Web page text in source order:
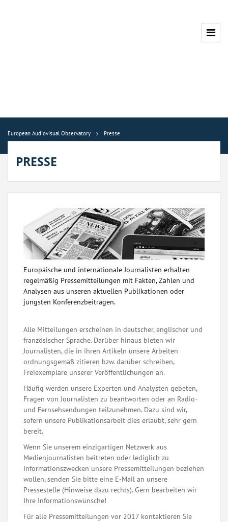
European Audiovisual Observatory Presse
PRESSE
Europäische und internationale Journalisten erhalten
regelmäßig Pressemitteilungen mit Fakten, Zahlen und
Analysen aus unseren aktuellen Publikationen oder
jüngsten Konferenzbeiträgen.
Alle Mitteilungen erscheinen in deutscher, englischer und
französischer Sprache. Darüber hinaus bieten wir
Journalisten, die in ihren Artikeln unsere Arbeiten
ordnungsgemäß zitieren bzw. darüber schreiben,
Freiexemplare unserer Veröffentlichungen an.
Häufig werden unsere Experten und Analysten gebeten,
Fragen von Journalisten zu beantworten oder an Radio-
und Fernsehsendungen teilzunehmen. Dazu sind wir,
sofern unsere Publikationsarbeit dies erlaubt, sehr gern
bereit.
Wenn Sie unserem einzigartigen Netzwerk aus
Medienjournalisten beitreten oder lediglich zu
Informationszwecken unsere Pressemitteilungen beziehen
wollen, senden Sie bitte eine E-Mail an unsere
Pressestelle (Hinweise dazu rechts). Gern bearbeiten wir
Ihre Informationswünsche!
Für alle Pressemitteilungen vor 2017 kontaktieren Sie